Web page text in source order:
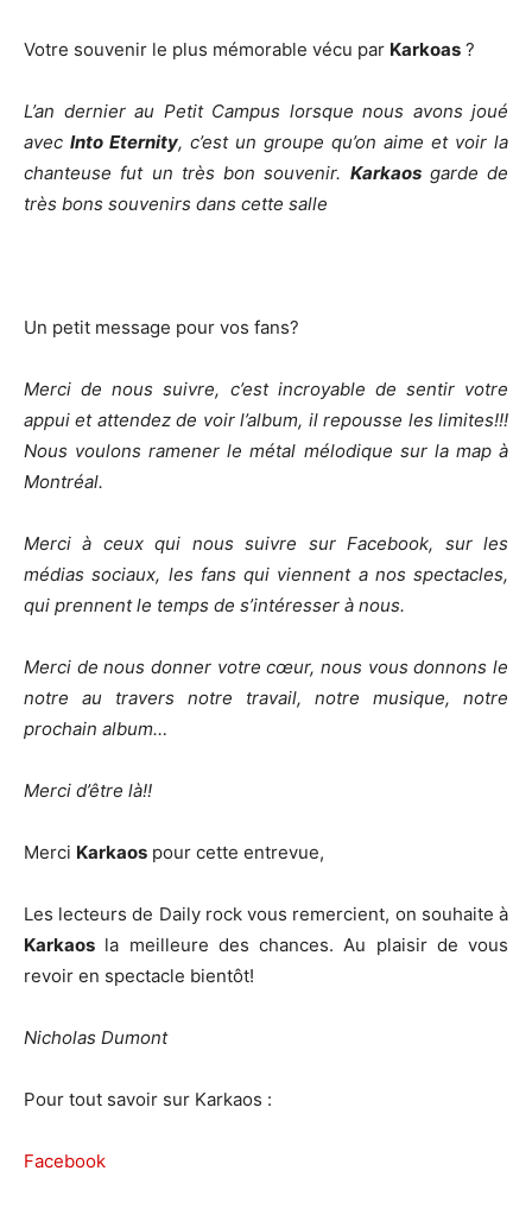
Votre souvenir le plus mémorable vécu par Karkoas ?
L’an dernier au Petit Campus lorsque nous avons joué
avec Into Eternity, c’est un groupe qu’on aime et voir la
chanteuse fut un très bon souvenir. Karkaosgarde de
très bons souvenirs dans cette salle
Un petit message pour vos fans?
Merci de nous suivre, c’est incroyable de sentir votre
appui et attendez de voir l’album, il repousse les limites!!!
Nous voulons ramener le métal mélodique sur la map à
Montréal.
Merci à ceux qui nous suivre sur Facebook, sur les
médias sociaux, les fans qui viennent a nos spectacles,
qui prennent le temps de s’intéresser à nous.
Merci de nous donner votre cœur, nous vous donnons le
notre au travers notre travail, notre musique, notre
prochain album…
Merci d’être là!!
Merci Karkaos pour cette entrevue,
Les lecteurs de Daily rock vous remercient, on souhaite à
Karkaos la meilleure des chances. Au plaisir de vous
revoir en spectacle bientôt!
Nicholas Dumont
Pour tout savoir sur Karkaos :
Facebook